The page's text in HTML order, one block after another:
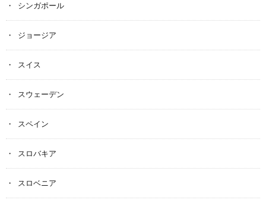
シンガポール
ジョージア
スイス
スウェーデン
スペイン
スロバキア
スロベニア